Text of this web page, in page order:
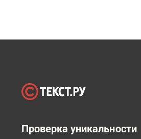
Проверка уникальности